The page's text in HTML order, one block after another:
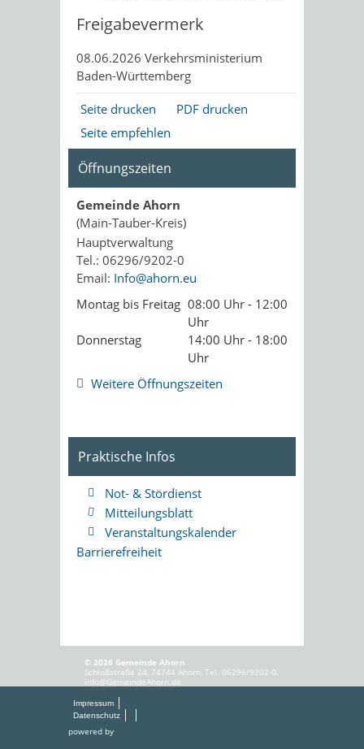
Freigabevermerk
08.06.2026 Verkehrsministerium
Baden-Württemberg
Seite drucken
PDF drucken
Seite empfehlen
Öffnungszeiten
Gemeinde Ahorn
(Main-Tauber-Kreis)
Hauptverwaltung
Tel.: 06296/9202-0
Email: Info@ahorn.eu
Montag bis Freitag 08:00 Uhr - 12:00
Uhr
Donnerstag
14:00 Uhr - 18:00
Uhr
Weitere Öffnungszeiten
Praktische Infos
Not- & Stördienst
Mitteilungsblatt
Veranstaltungskalender
Barrierefreiheit
© 2026 Gemeinde Ahorn
Schloßstraße 24, 74744 Ahorn, Tel. 06296/9202-0,
info@GemeindeAhorn.de
Impressum
Datenschutz
powered by